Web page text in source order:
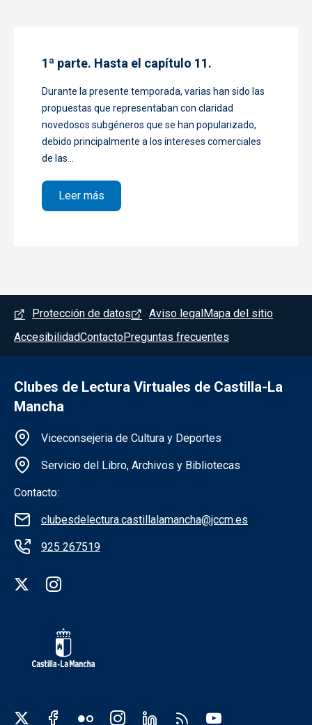
1ª parte. Hasta el capítulo 11.
Durante la presente temporada, varias han sido las
propuestas que representaban con claridad
novedosos subgéneros que se han popularizado,
debido principalmente a los intereses comerciales
de las...
Leer más
Menú del pie
Protección de datos Aviso legal Mapa del sitio
AccesibilidadContactoPreguntas frecuentes
Clubes de Lectura Virtuales de Castilla-La
Mancha
Información de la institución
Viceconsejeria de Cultura y Deportes
Servicio del Libro, Archivos y Bibliotecas
Contacto:
clubesdelectura.castillalamancha@jccm.es
925 267519
Redes sociales institución
Redes sociales JCCM